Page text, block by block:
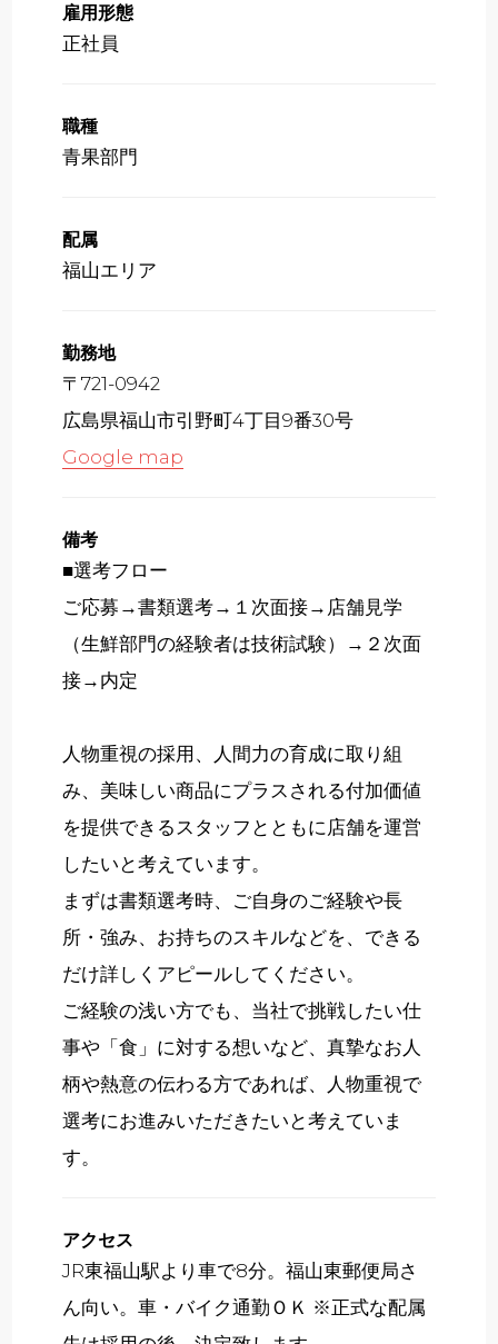
雇用形態
正社員
職種
青果部門
配属
福山エリア
勤務地
〒721-0942
広島県福山市引野町4丁目9番30号
Google map
備考
■選考フロー
ご応募→書類選考→１次面接→店舗見学
（生鮮部門の経験者は技術試験）→２次面
接→内定
人物重視の採用、人間力の育成に取り組
み、美味しい商品にプラスされる付加価値
を提供できるスタッフとともに店舗を運営
したいと考えています。
まずは書類選考時、ご自身のご経験や長
所・強み、お持ちのスキルなどを、できる
だけ詳しくアピールしてください。
ご経験の浅い方でも、当社で挑戦したい仕
事や「食」に対する想いなど、真摯なお人
柄や熱意の伝わる方であれば、人物重視で
選考にお進みいただきたいと考えていま
す。
アクセス
JR東福山駅より車で8分。福山東郵便局さ
ん向い。車・バイク通勤ＯＫ ※正式な配属